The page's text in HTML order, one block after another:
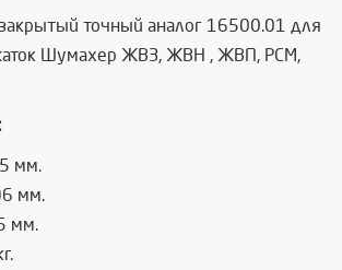
точный аналог 16500.01 для
Шумахер ЖВЗ, ЖВН , ЖВП, РСМ,
мм.
мм.
мм.